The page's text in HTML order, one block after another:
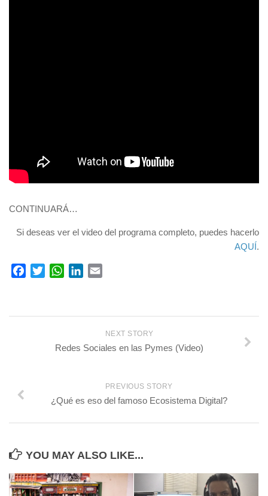
CONTINUARÁ…
Si deseas ver el video del programa completo, puedes hacerlo
AQUÍ .
Facebook
TwitterWhatsApp
LinkedIn
NEXT STORY
Redes Sociales en las Pymes (Video)
PREVIOUS STORY
¿Qué es eso del famoso Ecosistema Digital?
YOU MAY ALSO LIKE...